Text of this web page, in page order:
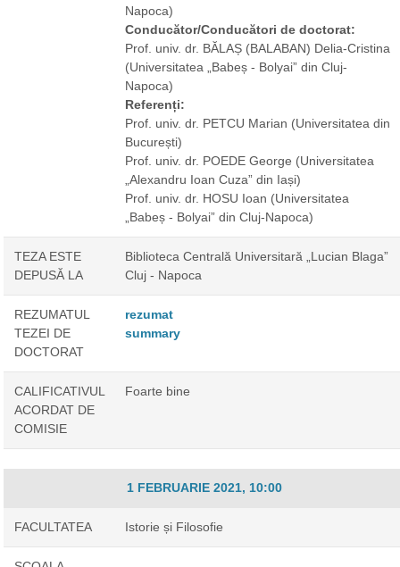
Napoca)
Conducător/Conducători de doctorat:
Prof. univ. dr. BĂLAȘ (BALABAN) Delia-Cristina
(Universitatea „Babeș - Bolyai” din Cluj-
Napoca)
Referenți:
Prof. univ. dr. PETCU Marian (Universitatea din
București)
Prof. univ. dr. POEDE George (Universitatea
„Alexandru Ioan Cuza” din Iași)
Prof. univ. dr. HOSU Ioan (Universitatea
„Babeș - Bolyai” din Cluj-Napoca)
TEZA ESTE
DEPUSĂ LA
Biblioteca Centrală Universitară „Lucian Blaga”
Cluj - Napoca
REZUMATUL
TEZEI DE
DOCTORAT
rezumat
summary
CALIFICATIVUL
ACORDAT DE
COMISIE
Foarte bine
1 FEBRUARIE 2021, 10:00
FACULTATEA Istorie și Filosofie